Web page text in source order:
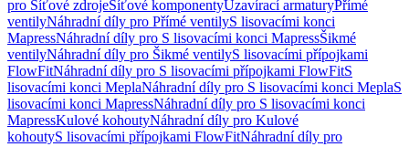
pro Síťové zdrojeSíťové komponentyUzavírací armaturyPřímé
ventilyNáhradní díly pro Přímé ventilyS lisovacími konci
MapressNáhradní díly pro S lisovacími konci MapressŠikmé
ventilyNáhradní díly pro Šikmé ventilyS lisovacími přípojkami
FlowFitNáhradní díly pro S lisovacími přípojkami FlowFitS
lisovacími konci MeplaNáhradní díly pro S lisovacími konci MeplaS
lisovacími konci MapressNáhradní díly pro S lisovacími konci
MapressKulové kohoutyNáhradní díly pro Kulové
kohoutyS lisovacími přípojkami FlowFitNáhradní díly pro